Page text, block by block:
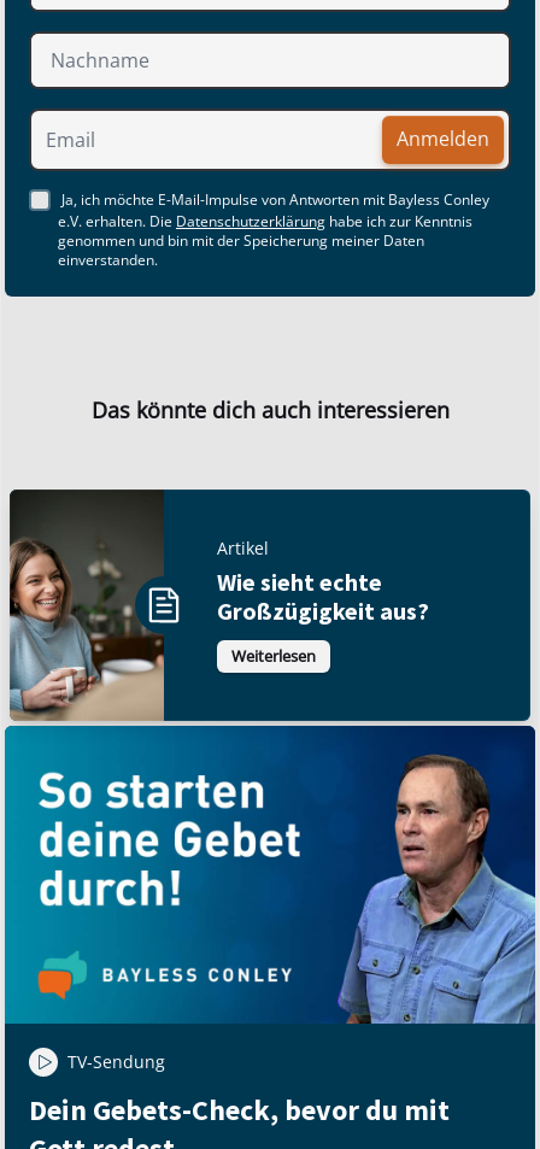
Anmelden
Ja, ich möchte E-Mail-Impulse von Antworten mit Bayless Conley
e.V. erhalten. Die Datenschutzerklärung habe ich zur Kenntnis
genommen und bin mit der Speicherung meiner Daten
einverstanden.
Das könnte dich auch interessieren
Artikel
Wie sieht echte
Großzügigkeit aus?
Weiterlesen
TV-Sendung
Dein Gebets-Check, bevor du mit